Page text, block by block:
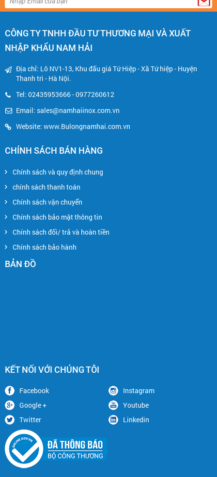
CÔNG TY TNHH ĐẦU TƯ THƯƠNG MẠI VÀ XUẤT
NHẬP KHẨU NAM HẢI
Địa chỉ: Lô NV1-13, Khu đấu giá Tứ Hiệp - Xã Tứ hiệp - Huyện
Thanh trì - Hà Nội.
Tel: 02435953666 - 0977260612
Email: sales@namhaiinox.com.vn
Website: www.Bulongnamhai.com.vn
CHÍNH SÁCH BÁN HÀNG
Chính sách và quy định chung
chính sách thanh toán
Chính sách vận chuyển
Chính sách bảo mật thông tin
Chính sách đối/ trả và hoàn tiền
Chính sách bảo hành
BẢN ĐỒ
KẾT NỐI VỚI CHÚNG TÔI
Facebook
Instagram
Google +
Youtube
Twitter
Linkedin